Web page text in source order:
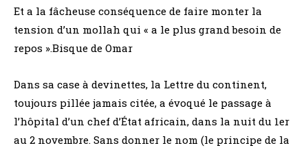
Et a la fâcheuse conséquence de faire monter la
tension d’un mollah qui « a le plus grand besoin de
repos ».Bisque de Omar
Dans sa case à devinettes, la Lettre du continent,
toujours pillée jamais citée, a évoqué le passage à
l’hôpital d’un chef d’État africain, dans la nuit du 1er
au 2 novembre. Sans donner le nom (le principe de la